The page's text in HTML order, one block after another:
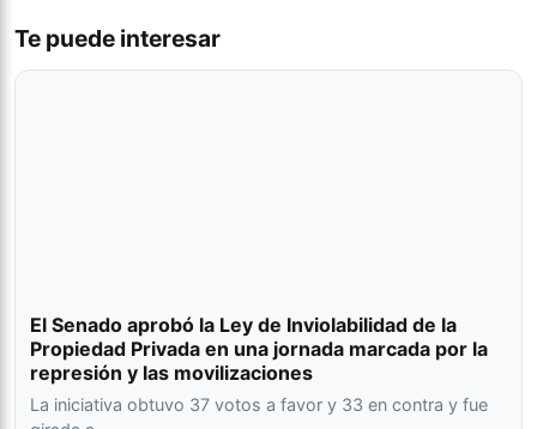
Te puede interesar
El Senado aprobó la Ley de Inviolabilidad de la
Propiedad Privada en una jornada marcada por la
represión y las movilizaciones
La iniciativa obtuvo 37 votos a favor y 33 en contra y fue